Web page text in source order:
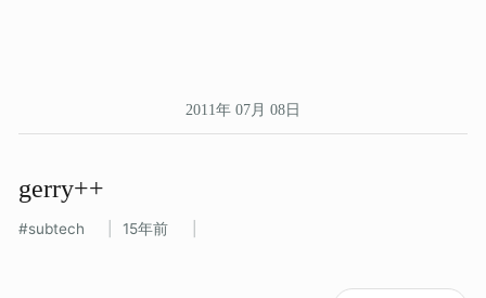
2011年 07月 08日
gerry++
subtech 15年前